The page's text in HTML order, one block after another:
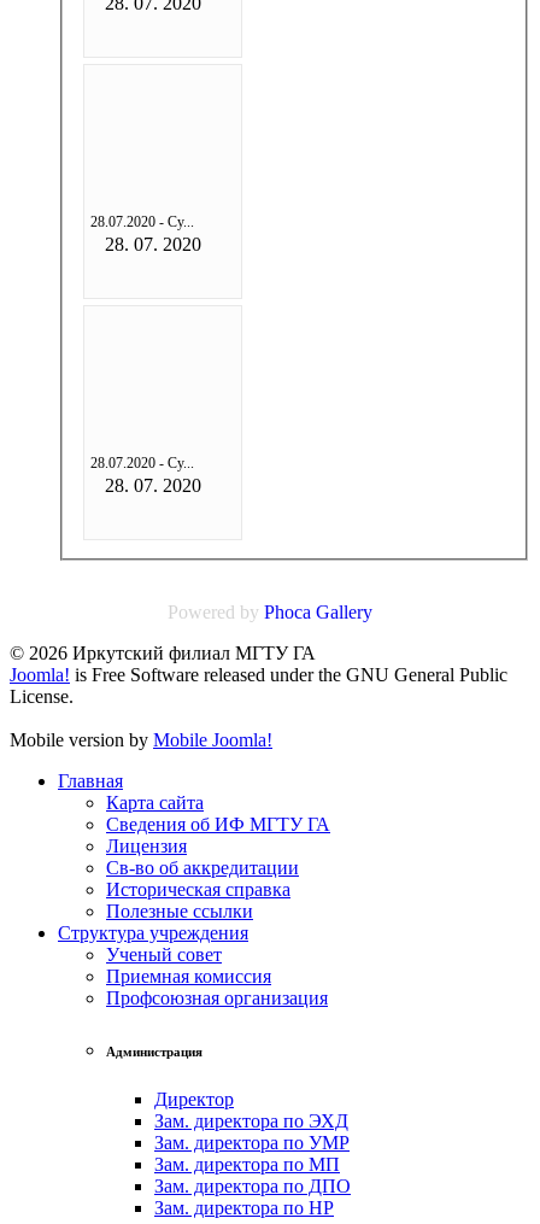
28.07.2020 - Су...
28. 07. 2020
28.07.2020 - Су...
28. 07. 2020
Powered by Phoca Gallery
© 2026 Иркутский филиал МГТУ ГА
Joomla! is Free Software released under the GNU General Public
License.
Mobile version by Mobile Joomla!
Главная
Карта сайта
Сведения об ИФ МГТУ ГА
Лицензия
Св-во об аккредитации
Историческая справка
Полезные ссылки
Структура учреждения
Ученый совет
Приемная комиссия
Профсоюзная организация
Администрация
Директор
Зам. директора по ЭХД
Зам. директора по УМР
Зам. директора по МП
Зам. директора по ДПО
Зам. директора по НР